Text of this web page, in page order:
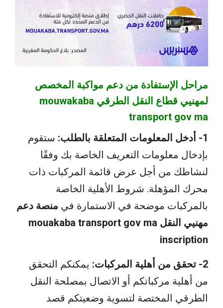
مراحل الإستفادة من دعم مواكبة المخصص
لمهنيي قطاع النقل الطرقي mouwakaba
transport gov ma
1- أدخل المعلومات المتعلقة بالطلب:
ستقوم
بإدخال معلومات التعريف الخاصة بك وفقًا
لنشاطك من أجل عرض قائمة المركبات ذات
محرك المؤهلة. شروط الأهلية الخاصة
بالمركبات موضحة في الاستمارة في منصة دعم
مهنيي النقل mouakaba transport gov ma
inscription
2- تحقق من أهلية المركبات:
يمكنكم التحقق
من أهلية مركباتكم أو الاتصال بمصلحة النقل
الطرقي المختصة لتسوية وضعيتكم قصد